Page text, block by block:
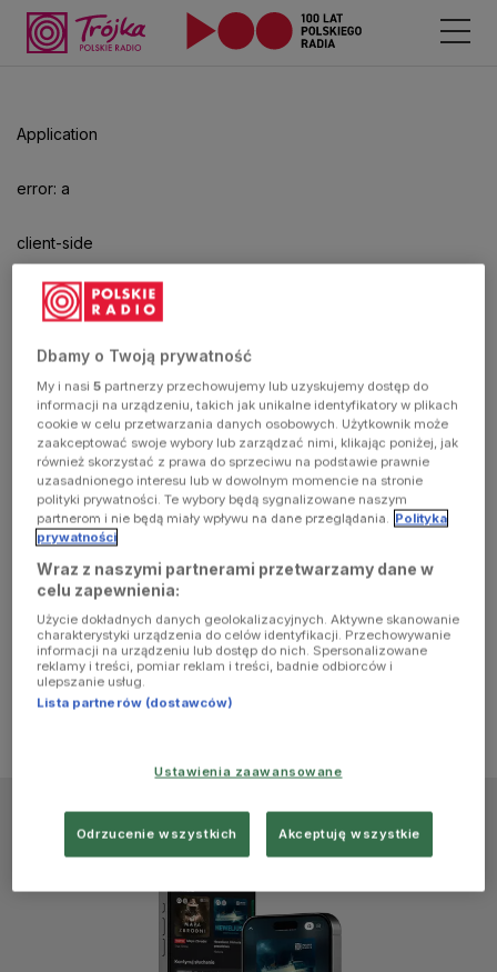
Application
error: a
client-side
exception
has
occurred
(see the
browser
console for
more
information)
aby
odtwarzać.
Dbamy o Twoją prywatność
My i nasi5 partnerzy przechowujemy lub uzyskujemy dostęp do
informacji na urządzeniu, takich jak unikalne identyfikatory w plikach
cookie w celu przetwarzania danych osobowych. Użytkownik może
zaakceptować swoje wybory lub zarządzać nimi, klikając poniżej, jak
również skorzystać z prawa do sprzeciwu na podstawie prawnie
uzasadnionego interesu lub w dowolnym momencie na stronie
polityki prywatności. Te wybory będą sygnalizowane naszym
partnerom i nie będą miały wpływu na dane przeglądania. Polityka
prywatności
Wraz z naszymi partnerami przetwarzamy dane w
celu zapewnienia:
Użycie dokładnych danych geolokalizacyjnych. Aktywne skanowanie
charakterystyki urządzenia do celów identyfikacji. Przechowywanie
informacji na urządzeniu lub dostęp do nich. Spersonalizowane
reklamy i treści, pomiar reklam i treści, badnie odbiorców i
ulepszanie usług.
Lista partnerów (dostawców)
Ustawienia zaawansowane
Odrzucenie wszystkich Akceptuję wszystkie